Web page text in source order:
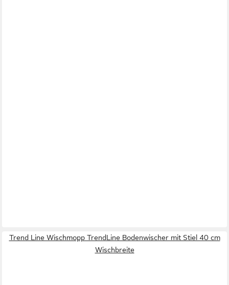
Trend Line Wischmopp TrendLine Bodenwischer mit Stiel 40 cm
Wischbreite